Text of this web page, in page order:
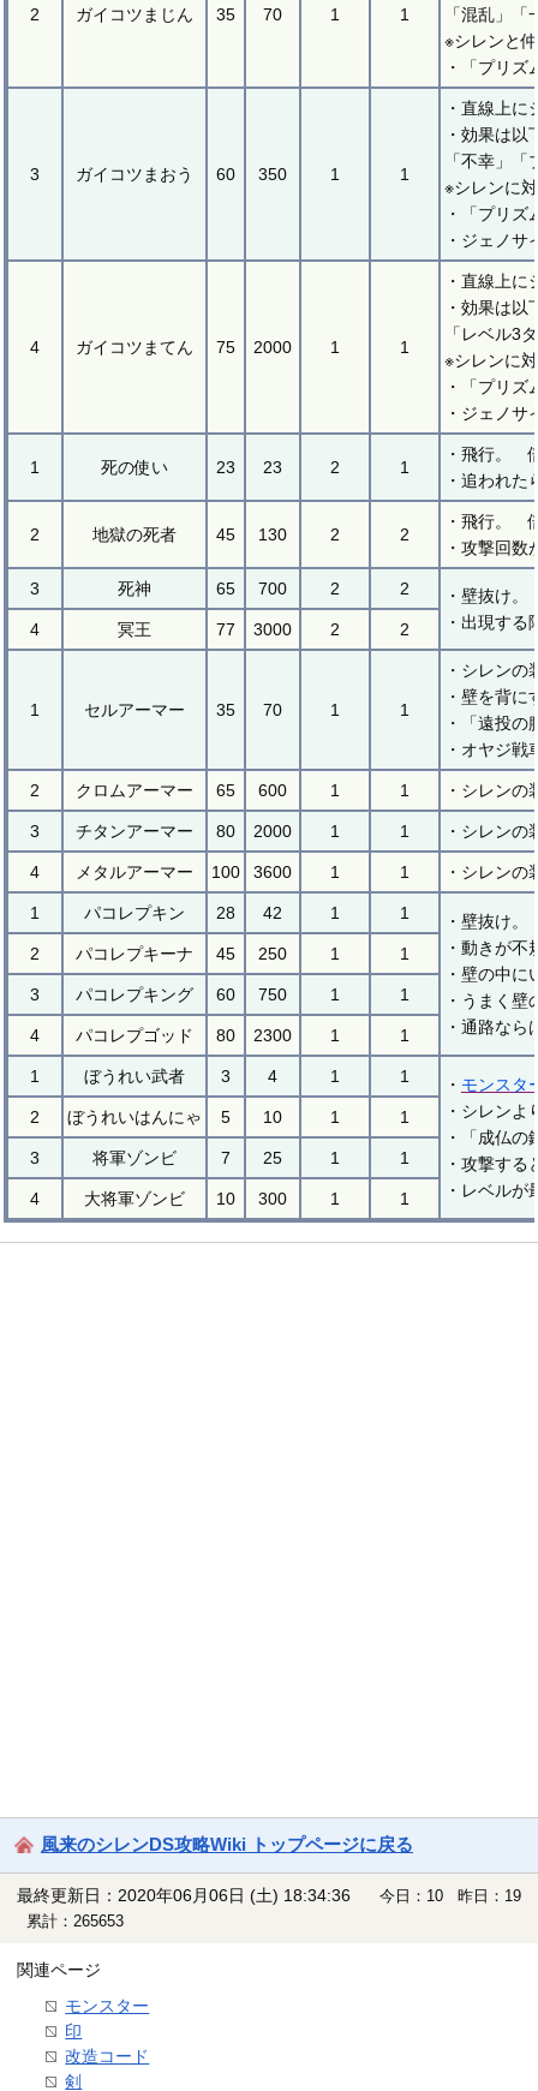
2 ガイコツまじん 35 70 1 1
「混乱」
※シレンと
・「プリ
3 ガイコツまおう 60 350 1 1
・直線上
・効果は
「不幸」
※シレンに
・「プリ
・ジェノサ
4 ガイコツまてん 75 2000 1 1
・直線上
・効果は
「レベル3
※シレンに
・「プリ
・ジェノサ
1 死の使い 23 23 2 1
・飛行。
・追われ
2 地獄の死者 45 130 2 2
・飛行。
・攻撃回数
3 死神 65 700 2 2
・壁抜け
・出現す
4 冥王 77 3000 2 2
1 セルアーマー 35 70 1 1
・シレン
・壁を背
・「遠投
・オヤジ戦
2 クロムアーマー 65 600 1 1 ・シレン
3 チタンアーマー 80 2000 1 1 ・シレン
4 メタルアーマー 100 3600 1 1 ・シレン
1 パコレプキン 28 42 1 1
・壁抜け。
・動きが不
・壁の中
・うまく
・通路な
2 パコレプキーナ 45 250 1 1
3 パコレプキング 60 750 1 1
4 パコレプゴッド 80 2300 1 1
1 ぼうれい武者 3 4 1 1 ・ モンスタ
・シレンよ
・「成仏
・攻撃する
・レベルが
2 ぼうれいはんにゃ 5 10 1 1
3 将軍ゾンビ 7 25 1 1
4 大将軍ゾンビ 10 300 1 1
風来のシレンDS攻略Wiki トップページに戻る
最終更新日：2020年06月06日 (土) 18:34:36
今日：10 昨日：19
累計：265653
関連ページ
モンスター
印
改造コード
剣